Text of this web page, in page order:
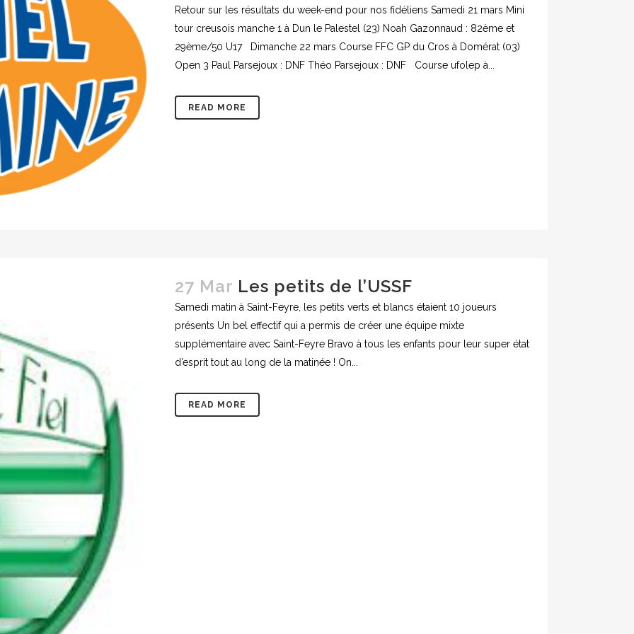
Retour sur les résultats du week-end pour nos fidéliens Samedi 21 mars Mini
tour creusois manche 1 à Dun le Palestel (23) Noah Gazonnaud : 82ème et
29ème/50 U17 Dimanche 22 mars Course FFC GP du Cros à Domérat (03)
Open 3 Paul Parsejoux : DNF Théo Parsejoux : DNF Course ufolep à...
READ MORE
27 Mar Les petits de l’USSF
Samedi matin à Saint-Feyre, les petits verts et blancs étaient 10 joueurs
présents Un bel effectif qui a permis de créer une équipe mixte
supplémentaire avec Saint-Feyre Bravo à tous les enfants pour leur super état
d’esprit tout au long de la matinée ! On...
READ MORE